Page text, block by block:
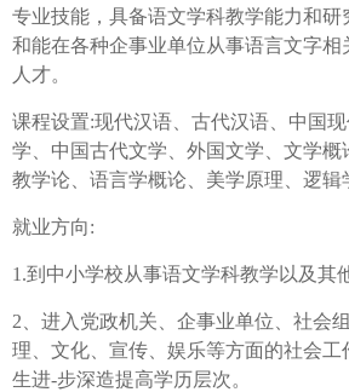
专业技能，具备语文学科教学能力和研
和能在各种企事业单位从事语言文字相
人才。
课程设置:现代汉语、古代汉语、中国
学、中国古代文学、外国文学、文学概
教学论、语言学概论、美学原理、逻辑
就业方向:
1.到中小学校从事语文学科教学以及其
2、进入党政机关、企事业单位、社会
理、文化、宣传、娱乐等方面的社会工
生进-步深造提高学历层次。